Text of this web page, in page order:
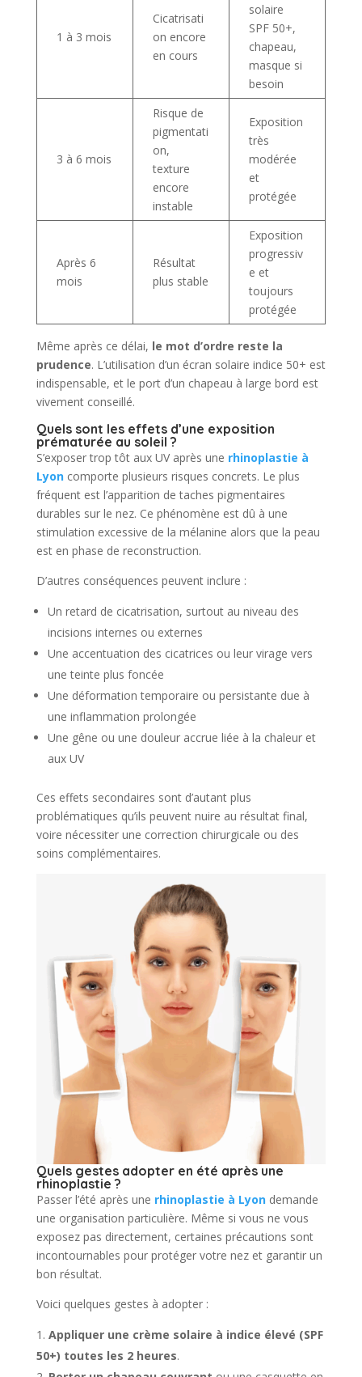
1 à 3 mois
Cicatrisati
on encore
en cours
solaire
SPF 50+,
chapeau,
masque si
besoin
3 à 6 mois
Risque de
pigmentati
on,
texture
encore
instable
Exposition
très
modérée
et
protégée
Après 6
mois
Résultat
plus stable
Exposition
progressiv
e et
toujours
protégée
Même après ce délai, le mot d’ordre reste la
prudence. L’utilisation d’un écran solaire indice 50+ est
indispensable, et le port d’un chapeau à large bord est
vivement conseillé.
Quels sont les effets d’une exposition
prématurée au soleil ?
S’exposer trop tôt aux UV après une rhinoplastie à
Lyon comporte plusieurs risques concrets. Le plus
fréquent est l’apparition de taches pigmentaires
durables sur le nez. Ce phénomène est dû à une
stimulation excessive de la mélanine alors que la peau
est en phase de reconstruction.
D’autres conséquences peuvent inclure :
Un retard de cicatrisation, surtout au niveau des
incisions internes ou externes
Une accentuation des cicatrices ou leur virage vers
une teinte plus foncée
Une déformation temporaire ou persistante due à
une inflammation prolongée
Une gêne ou une douleur accrue liée à la chaleur et
aux UV
Ces effets secondaires sont d’autant plus
problématiques qu’ils peuvent nuire au résultat final,
voire nécessiter une correction chirurgicale ou des
soins complémentaires.
Quels gestes adopter en été après une
rhinoplastie ?
Passer l’été après une rhinoplastie à Lyondemande
une organisation particulière. Même si vous ne vous
exposez pas directement, certaines précautions sont
incontournables pour protéger votre nez et garantir un
bon résultat.
Voici quelques gestes à adopter :
Appliquer une crème solaire à indice élevé (SPF
50+) toutes les 2 heures.